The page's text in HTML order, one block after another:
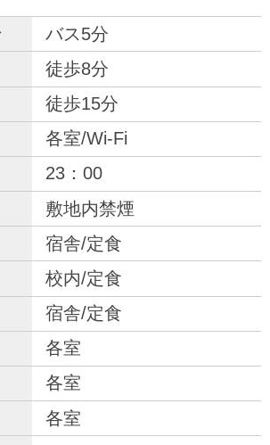
バス5分
徒歩8分
徒歩15分
各室/Wi-Fi
23：00
敷地内禁煙
宿舎/定食
校内/定食
宿舎/定食
各室
各室
各室